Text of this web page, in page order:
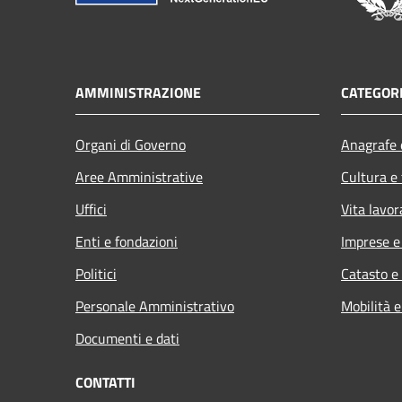
AMMINISTRAZIONE
Organi di Governo
Aree Amministrative
Uffici
Enti e fondazioni
Politici
Personale Amministrativo
Documenti e dati
Cultura
Vita
Imprese
Catasto
Mobilità
CONTATTI